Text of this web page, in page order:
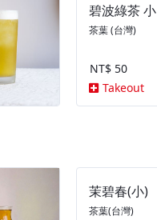
碧波綠茶 小
茶葉 (台灣)
NT$ 50
Takeout
茉碧春(小)
茶葉(台灣)